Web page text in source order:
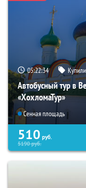
05:22:32
Автобусный тур в
«ХохломаТур»
Сенная площадь
510 руб.
5190руб.